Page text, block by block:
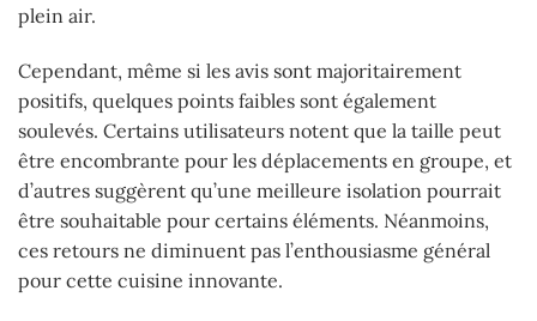
plein air.
Cependant, même si les avis sont majoritairement
positifs, quelques points faibles sont également
soulevés. Certains utilisateurs notent que la taille peut
être encombrante pour les déplacements en groupe, et
d’autres suggèrent qu’une meilleure isolation pourrait
être souhaitable pour certains éléments. Néanmoins,
ces retours ne diminuent pas l’enthousiasme général
pour cette cuisine innovante.